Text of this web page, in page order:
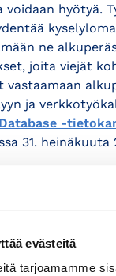
evästeitä
tarjoamamme
hyötyä.
ne
joita viejät
vastaamaan
ja
-
31. heinäkuuta